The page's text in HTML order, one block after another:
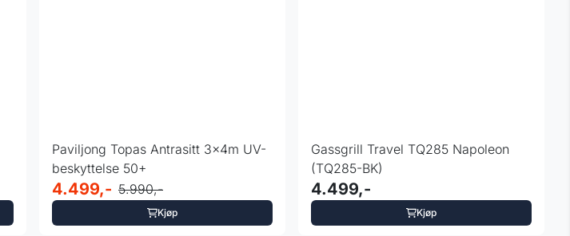
Paviljong Topas Antrasitt 3x4m UV-
beskyttelse 50+
4.499,- 5.990,-
Kjøp
Gassgrill Travel TQ285 Napoleon
(TQ285-BK)
4.499,-
Kjøp